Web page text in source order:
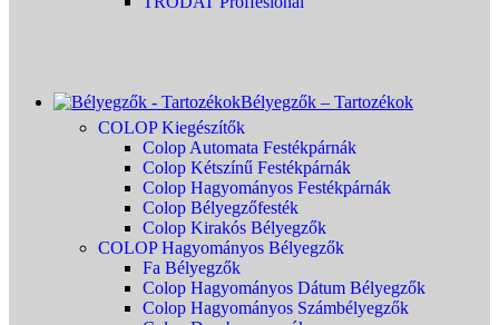
Bélyegzők – Tartozékok
COLOP Kiegészítők
Colop Automata Festékpárnák
Colop Kétszínű Festékpárnák
Colop Hagyományos Festékpárnák
Colop Bélyegzőfesték
Colop Kirakós Bélyegzők
COLOP Hagyományos Bélyegzők
Fa Bélyegzők
Colop Hagyományos Dátum Bélyegzők
Colop Hagyományos Számbélyegzők